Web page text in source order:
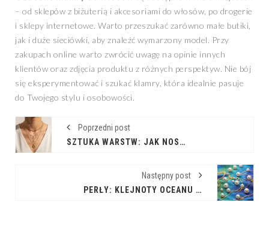
– od sklepów z biżuterią i akcesoriami do włosów, po drogerie
i sklepy internetowe. Warto przeszukać zarówno małe butiki,
jak i duże sieciówki, aby znaleźć wymarzony model. Przy
zakupach online warto zwrócić uwagę na opinie innych
klientów oraz zdjęcia produktu z różnych perspektyw. Nie bój
się eksperymentować i szukać klamry, która idealnie pasuje
do Twojego stylu i osobowości.
Poprzedni post
SZTUKA WARSTW: JAK NOSIĆ NASZYJNIKI WARSTWOWE Z KLASĄ
Następny post
PERŁY: KLEJNOTY OCEANU W TWOJEJ BIŻUTERII